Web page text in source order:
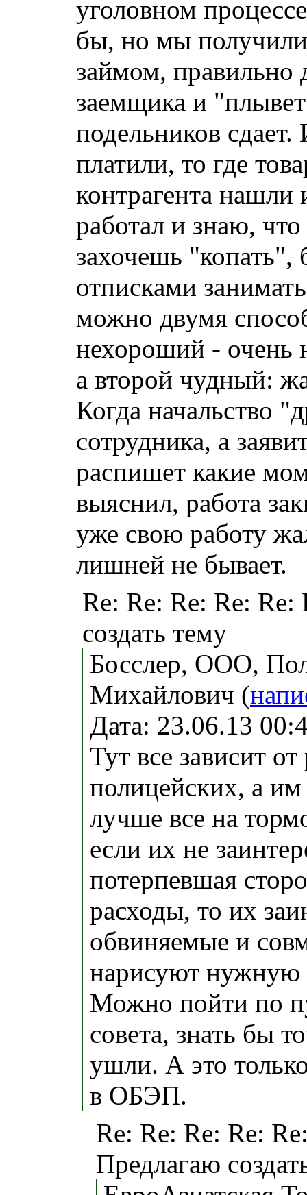
уголовном
бы, но мы
займом,
заемщика и
подельников сдает.
платили, то где
контрагента нашли
работал и знаю,
захочешь "копать",
отписками
можно двумя
нехороший - очень
а второй чудный:
Когда начальство
сотрудника, а
распишет какие
выяснил, работа
уже свою работу
лишней не бывает.
Re: Re: Re: Re:
создать тему
Босслер, ООО,
Михайлович (
Дата: 23.06.13
Тут все зависит
полицейских, а им
лучше все на
если их не
потерпевшая
расходы, то их
обвиняемые и
нарисуют нужную
Можно пойти по
совета, знать бы
ушли. А это
в ОБЭП.
Re: Re: Re: Re:
Предлагаю